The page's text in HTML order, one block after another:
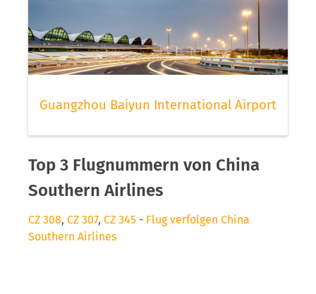
Guangzhou Baiyun International Airport
Top 3 Flugnummern von China
Southern Airlines
CZ 308, CZ 307, CZ 345 - Flug verfolgen China
Southern Airlines